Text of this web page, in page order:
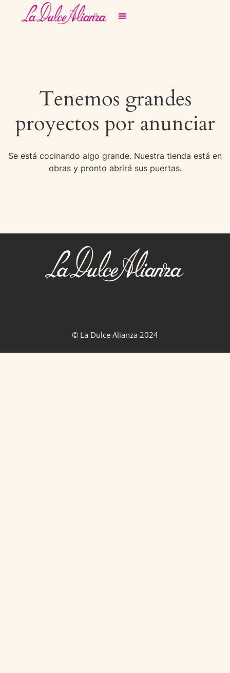
Tenemos grandes
proyectos por anunciar
Se está cocinando algo grande. Nuestra tienda está en
obras y pronto abrirá sus puertas.
© La Dulce Alianza 2024